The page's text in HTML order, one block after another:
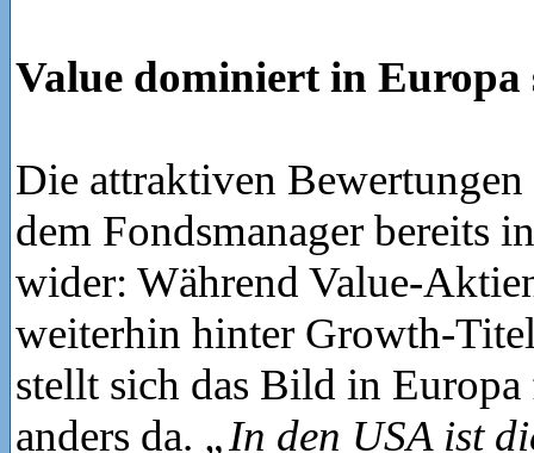
Value dominiert in Europa
Die attraktiven
dem Fondsmanager bereits
wider: Während Value-
weiterhin hinter Growth-
stellt sich das Bild in
anders da. „In den USA ist